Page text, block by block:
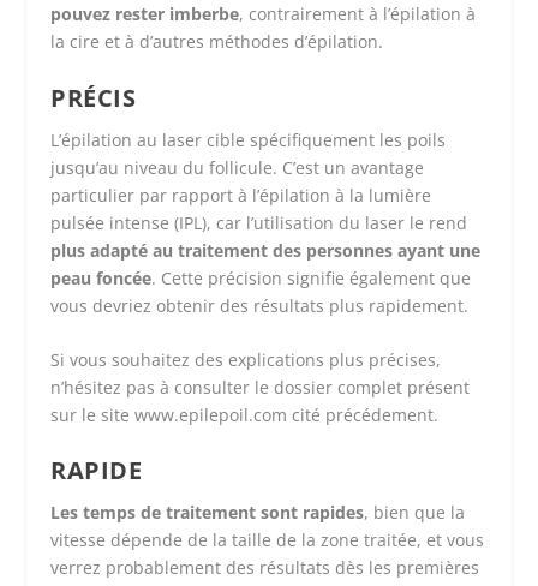
pouvez rester imberbe, contrairement à l’épilation à
la cire et à d’autres méthodes d’épilation.
PRÉCIS
L’épilation au laser cible spécifiquement les poils
jusqu’au niveau du follicule. C’est un avantage
particulier par rapport à l’épilation à la lumière
pulsée intense (IPL), car l’utilisation du laser le rend
plus adapté au traitement des personnes ayant une
peau foncée. Cette précision signifie également que
vous devriez obtenir des résultats plus rapidement.
Si vous souhaitez des explications plus précises,
n’hésitez pas à consulter le dossier complet présent
sur le site www.epilepoil.com cité précédement.
RAPIDE
Les temps de traitement sont rapides, bien que la
vitesse dépende de la taille de la zone traitée, et vous
verrez probablement des résultats dès les premières